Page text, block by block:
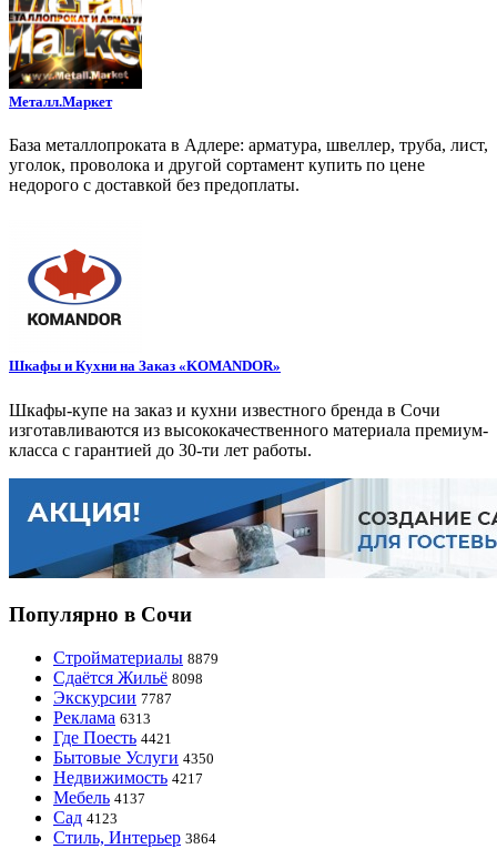
Металл.Маркет
База металлопроката в Адлере: арматура, швеллер, труба, лист,
уголок, проволока и другой сортамент купить по цене
недорого с доставкой без предоплаты.
Шкафы и Кухни на Заказ «KOMANDOR»
Шкафы-купе на заказ и кухни известного бренда в Сочи
изготавливаются из высококачественного материала премиум-
класса с гарантией до 30-ти лет работы.
Популярно в Сочи
Стройматериалы 8879
Сдаётся Жильё 8098
Экскурсии 7787
Реклама 6313
Где Поесть 4421
Бытовые Услуги 4350
Недвижимость 4217
Мебель 4137
Сад 4123
Стиль, Интерьер 3864